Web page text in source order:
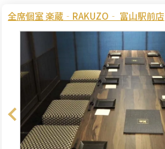
全席個室 楽蔵‐RAKUZO‐ 富山駅前店